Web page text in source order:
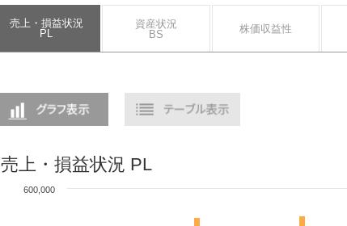
売上・損益状況
PL
資産状況
BS
株価収益性
売上・損益状況 PL
600,000